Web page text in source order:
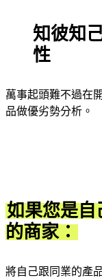
知彼知
性
萬事起頭難不過在
品做優劣勢分析。
如果您是自
的商家：
將自己跟同業的產